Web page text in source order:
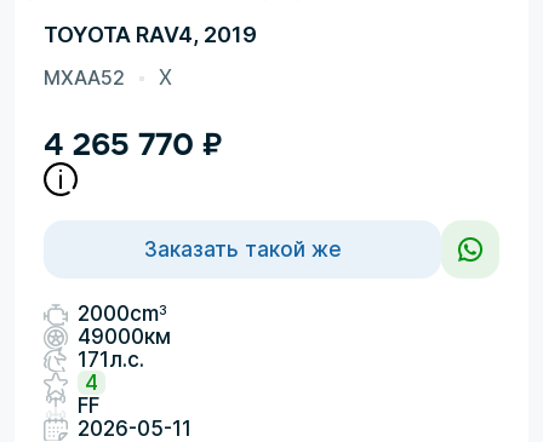
TOYOTA RAV4, 2019
MXAA52 X
4 265 770 ₽
Заказать такой же
2000cm3
49000км
171л.с.
4
FF
2026-05-11